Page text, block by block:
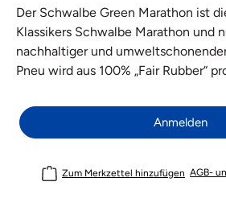
Der Schwalbe Green Marathon ist
Klassikers Schwalbe Marathon und
nachhaltiger und
Pneu wird aus 100% „Fair Rubber“
Anmelden
Zum Merkzettel hinzufügen AGB-